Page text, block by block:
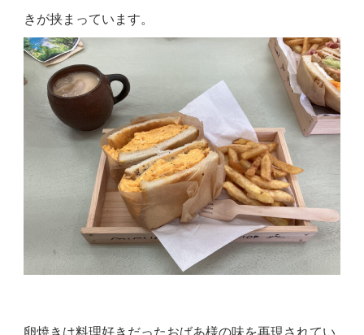
きが挟まっています。
卵焼きは料理好きだったおばあ様の味を再現されてい